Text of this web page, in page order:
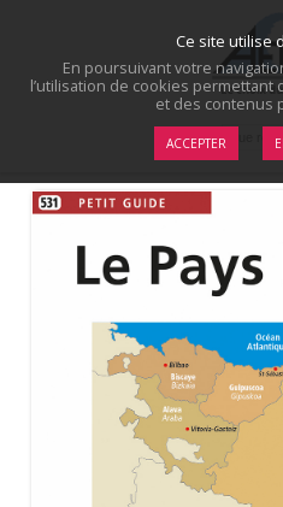
Ce site utilise
En poursuivant votre
l’utilisation de cookies
et des contenus
ACCEPTER